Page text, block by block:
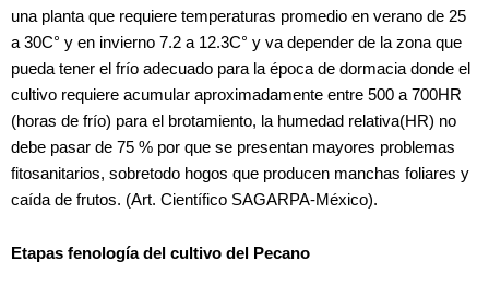
una planta que requiere temperaturas promedio en verano de 25
a 30C° y en invierno 7.2 a 12.3C° y va depender de la zona que
pueda tener el frío adecuado para la época de dormacia donde el
cultivo requiere acumular aproximadamente entre 500 a 700HR
(horas de frío) para el brotamiento, la humedad relativa(HR) no
debe pasar de 75 % por que se presentan mayores problemas
fitosanitarios, sobretodo hogos que producen manchas foliares y
caída de frutos. (Art. Científico SAGARPA-México).
Etapas fenología del cultivo del Pecano